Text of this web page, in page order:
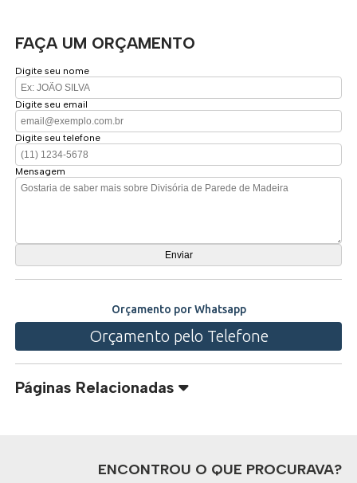
FAÇA UM ORÇAMENTO
Digite seu nome
Digite seu email
Digite seu telefone
Mensagem
Orçamento por Whatsapp
Orçamento pelo Telefone
Páginas Relacionadas
ENCONTROU O QUE PROCURAVA?